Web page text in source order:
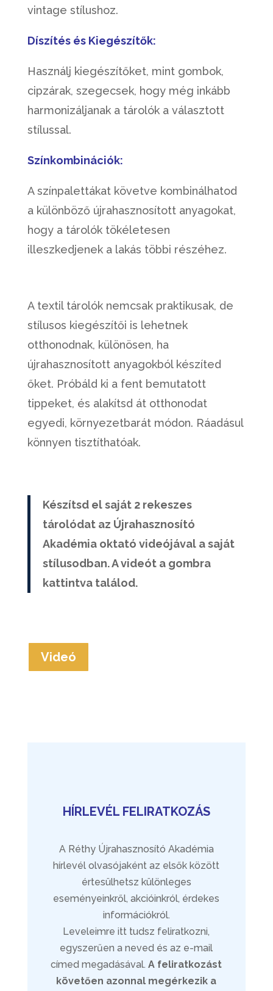
vintage stílushoz.
Díszítés és Kiegészítők:
Használj kiegészítőket, mint gombok,
cipzárak, szegecsek, hogy még inkább
harmonizáljanak a tárolók a választott
stílussal.
Színkombinációk:
A színpalettákat követve kombinálhatod
a különböző újrahasznosított anyagokat,
hogy a tárolók tökéletesen
illeszkedjenek a lakás többi részéhez.
A textil tárolók nemcsak praktikusak, de
stílusos kiegészítői is lehetnek
otthonodnak, különösen, ha
újrahasznosított anyagokból készíted
őket. Próbáld ki a fent bemutatott
tippeket, és alakítsd át otthonodat
egyedi, környezetbarát módon. Ráadásul
könnyen tisztíthatóak.
Készítsd el saját 2 rekeszes
tárolódat az Újrahasznosító
Akadémia oktató videójával a saját
stílusodban. A videót a gombra
kattintva találod.
Videó
HÍRLEVÉL FELIRATKOZÁS
A Réthy Újrahasznosító Akadémia
hírlevél olvasójaként az elsők között
értesülhetsz különleges
eseményeinkről, akcióinkról, érdekes
információkról.
Leveleimre itt tudsz feliratkozni,
egyszerűen a neved és az e-mail
címed megadásával. A feliratkozást
követően azonnal megérkezik a